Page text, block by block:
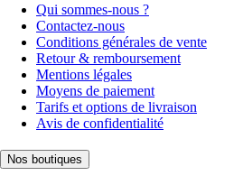
Qui sommes-nous ?
Contactez-nous
Conditions générales de vente
Retour & remboursement
Mentions légales
Moyens de paiement
Tarifs et options de livraison
Avis de confidentialité
Nos boutiques